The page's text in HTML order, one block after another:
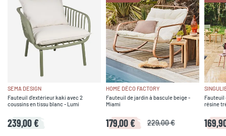
SEMA DESIGN
Fauteuil d'extérieur kaki avec 2
coussins en tissu blanc - Lumi
239,00 €
HOME DÉCO FACTORY
Fauteuil de jardin à bascule beige -
Miami
179,00 € 229,00 €
Fauteuil
résine